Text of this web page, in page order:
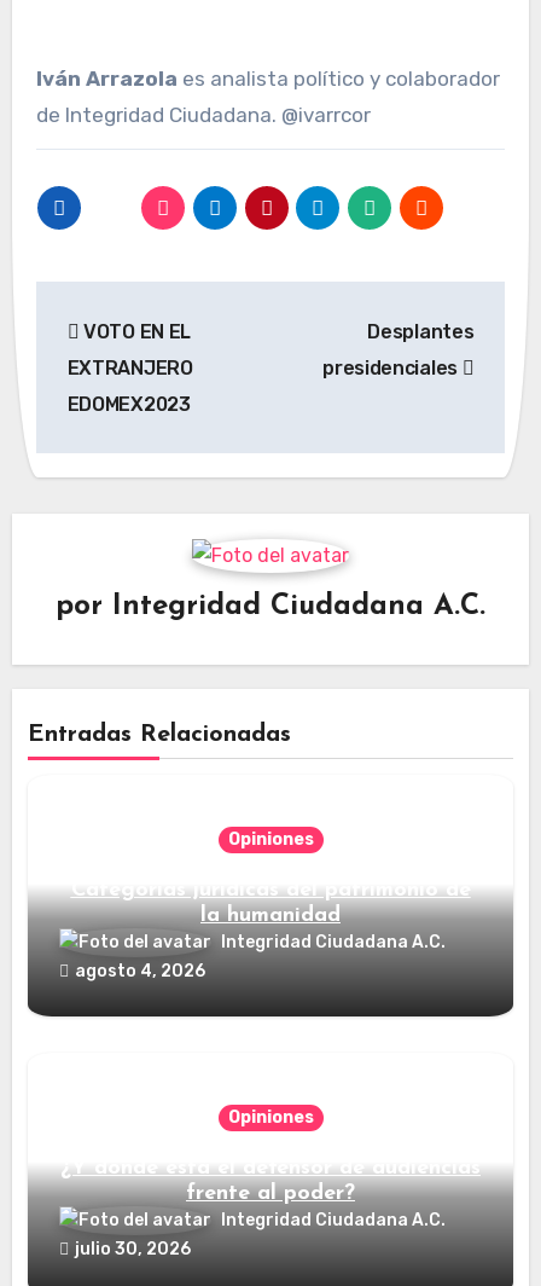
Iván Arrazola es analista político y colaborador
de Integridad Ciudadana. @ivarrcor
de
entradas
VOTO EN EL
EXTRANJERO
EDOMEX2023
Desplantes
presidenciales
por Integridad Ciudadana A.C.
Entradas Relacionadas
Opiniones
Categorías jurídicas del patrimonio de
la humanidad
Integridad Ciudadana A.C.
agosto 4, 2026
Opiniones
¿Y dónde está el defensor de audiencias
frente al poder?
Integridad Ciudadana A.C.
julio 30, 2026